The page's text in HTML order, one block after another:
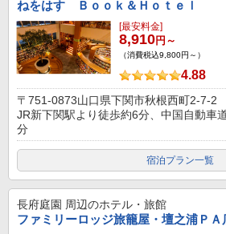
ねをはす Ｂｏｏｋ＆Ｈｏｔｅｌ
[最安料金]
8,910円～
（消費税込9,800円～）
4.88
〒751-0873山口県下関市秋根西町2-7-2
JR新下関駅より徒歩約6分、中国自動車
分
宿泊プラン一覧
長府庭園 周辺のホテル・旅館
ファミリーロッジ旅籠屋・壇之浦ＰＡ